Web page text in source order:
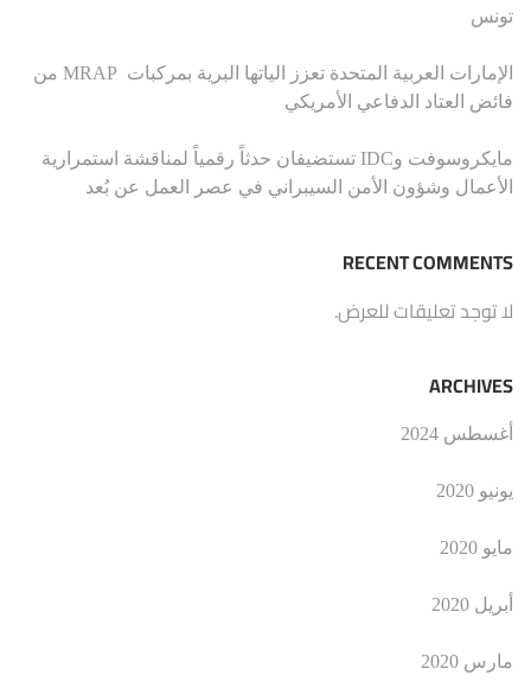
تونس
الإمارات العربية المتحدة تعزز الياتها البرية بمركبات MRAP من
فائض العتاد الدفاعي الأمريكي
مايكروسوفت وIDC تستضيفان حدثاً رقمياً لمناقشة استمرارية
الأعمال وشؤون الأمن السيبراني في عصر العمل عن بُعد
RECENT COMMENTS
لا توجد تعليقات للعرض.
ARCHIVES
أغسطس 2024
يونيو 2020
مايو 2020
أبريل 2020
مارس 2020